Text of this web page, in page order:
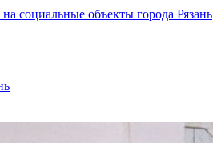
социальные объекты города Рязань